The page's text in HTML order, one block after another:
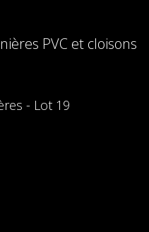
PVC et cloisons
- Lot 19